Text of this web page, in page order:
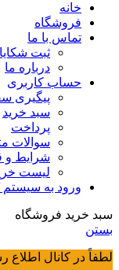
خانه
فروشگاه
تماس با ما
ثبت
درباره ما
حساب کاربری
پیگیری
سبد خرید
پرداخت
سوالات
شرایط و
لیست
ورود به سیستم
سبد خرید فروشگاه
بستن
لطفاً در کانال اطلاع